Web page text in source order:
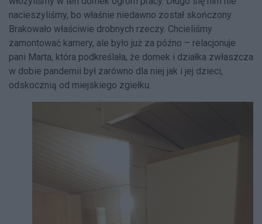
nacieszyliśmy, bo właśnie niedawno został skończony.
Brakowało właściwie drobnych rzeczy. Chcieliśmy
zamontować kamery, ale było już za późno – relacjonuje
pani Marta, która podkreślała, że domek i działka zwłaszcza
w dobie pandemii był zarówno dla niej jak i jej dzieci,
odskocznią od miejskiego zgiełku.